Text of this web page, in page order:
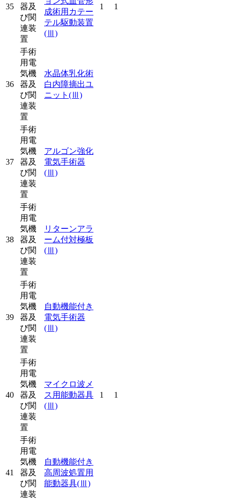
35
器及
び関
連装
置
成術用カテー
テル駆動装置
(Ⅲ)
1 1
36
手術
用電
気機
器及
び関
連装
置
水晶体乳化術
白内障摘出ユ
ニット (Ⅲ)
37
手術
用電
気機
器及
び関
連装
置
アルゴン強化
電気手術器
(Ⅲ)
38
手術
用電
気機
器及
び関
連装
置
リターンアラ
ーム付対極板
(Ⅲ)
39
手術
用電
気機
器及
び関
連装
置
自動機能付き
電気手術器
(Ⅲ)
40
手術
用電
気機
器及
び関
連装
置
マイクロ波メ
ス用能動器具
(Ⅲ)
1 1
41
手術
用電
気機
器及
び関
連装
自動機能付き
高周波処置用
能動器具(Ⅲ)